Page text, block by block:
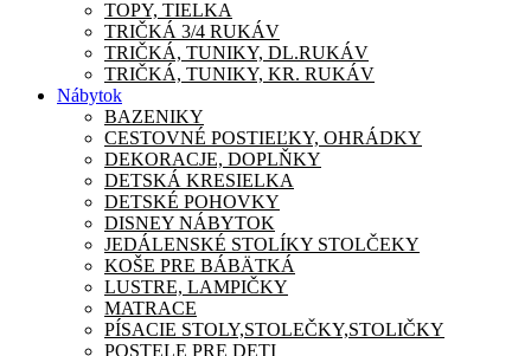
TOPY, TIELKA
TRIČKÁ 3/4 RUKÁV
TRIČKÁ, TUNIKY, DL.RUKÁV
TRIČKÁ, TUNIKY, KR. RUKÁV
Nábytok
BAZENIKY
CESTOVNÉ POSTIEĽKY, OHRÁDKY
DEKORACJE, DOPLŇKY
DETSKÁ KRESIELKA
DETSKÉ POHOVKY
DISNEY NÁBYTOK
JEDÁLENSKÉ STOLÍKY STOLČEKY
KOŠE PRE BÁBÄTKÁ
LUSTRE, LAMPIČKY
MATRACE
PÍSACIE STOLY,STOLEČKY,STOLIČKY
POSTELE PRE DETI